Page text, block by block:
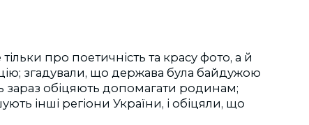
про поетичність та красу фото, а й
згадували, що держава була байдужою
зараз обіцяють допомагати родинам;
інші регіони України, і обіцяли, що